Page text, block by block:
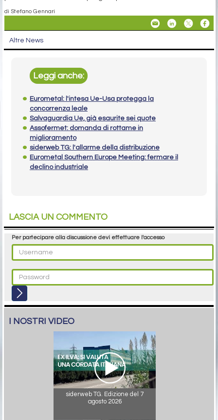
di Stefano Gennari
Altre News
Leggi anche:
Eurometal: l'intesa Ue-Usa protegga la
concorrenza leale
Salvaguardia Ue, già esaurite sei quote
Assofermet: domanda di rottame in
miglioramento
siderweb TG: l'allarme della distribuzione
Eurometal Southern Europe Meeting: fermare il
declino industriale
LASCIA UN COMMENTO
Per partecipare alla discussione devi effettuare l'accesso
I NOSTRI VIDEO
siderweb TG. Edizione del 7
agosto 2026